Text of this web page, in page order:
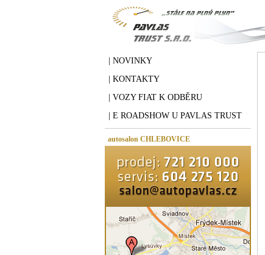
| NOVINKY
| KONTAKTY
| VOZY FIAT K ODBĚRU
| E ROADSHOW U PAVLAS TRUST
autosalon CHLEBOVICE